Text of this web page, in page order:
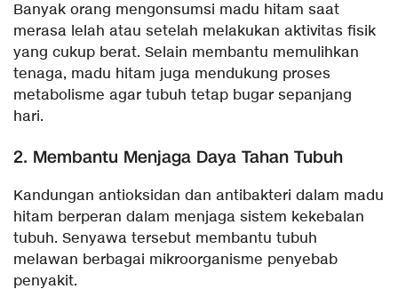
Banyak orang mengonsumsi madu hitam saat
merasa lelah atau setelah melakukan aktivitas fisik
yang cukup berat. Selain membantu memulihkan
tenaga, madu hitam juga mendukung proses
metabolisme agar tubuh tetap bugar sepanjang
hari.
2. Membantu Menjaga Daya Tahan Tubuh
Kandungan antioksidan dan antibakteri dalam madu
hitam berperan dalam menjaga sistem kekebalan
tubuh. Senyawa tersebut membantu tubuh
melawan berbagai mikroorganisme penyebab
penyakit.